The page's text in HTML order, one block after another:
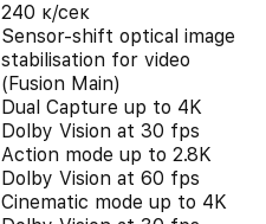
240 к/сек
Sensor-shift optical image
stabilisation for video
(Fusion Main)
Dual Capture up to 4K
Dolby Vision at 30 fps
Action mode up to 2.8K
Dolby Vision at 60 fps
Cinematic mode up to 4K